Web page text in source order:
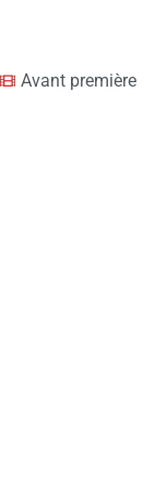
Avant première